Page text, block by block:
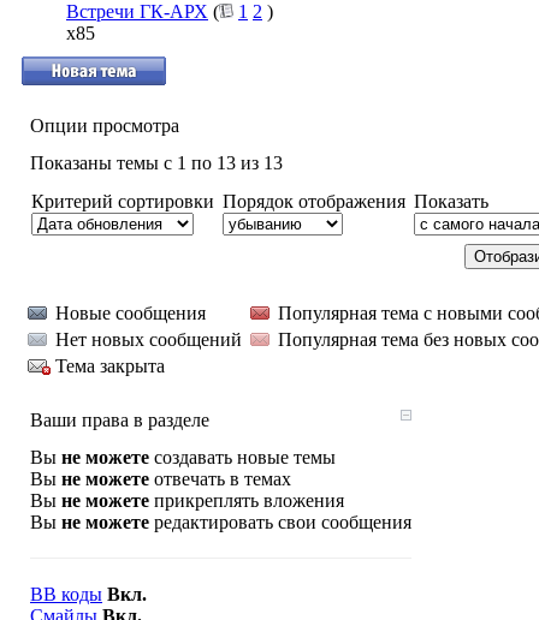
Встречи ГК-АРХ ( 1 2 )
x85
Опции просмотра
Показаны темы с 1 по 13 из 13
Критерий сортировки Порядок отображения Показать
Новые сообщения
Популярная тема с новыми
Нет новых сообщений
Популярная тема без новых
Тема закрыта
Ваши права в разделе
Вы не можете создавать новые темы
Вы не можете отвечать в темах
Вы не можете прикреплять вложения
Вы не можете редактировать свои сообщения
BB коды Вкл.
Смайлы Вкл.